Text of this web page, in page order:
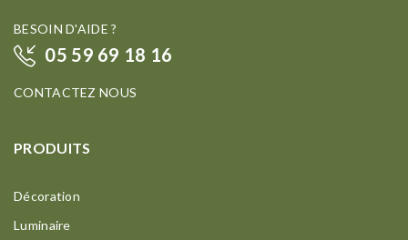
BESOIN D'AIDE ?
05 59 69 18 16
CONTACTEZ NOUS
PRODUITS
Décoration
Luminaire